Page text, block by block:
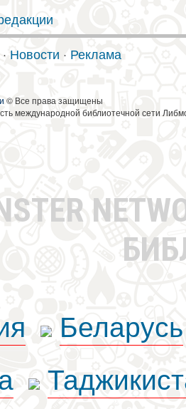
· Новости · Реклама
© Все права защищены
международной библиотечной сети
Беларусь